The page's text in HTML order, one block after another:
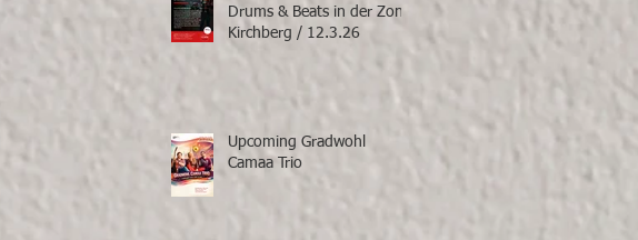
Drums & Beats in der Zone
Kirchberg / 12.3.26
Upcoming Gradwohl
Camaa Trio